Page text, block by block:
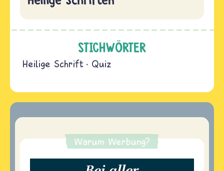
STICHWÖRTER
Heilige Schrift Quiz
Warum Werbung?